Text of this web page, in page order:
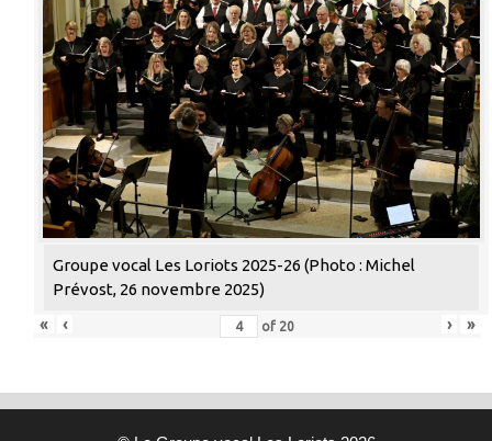
Groupe vocal Les Loriots 2025-26 (Photo : Michel
Prévost, 26 novembre 2025)
«
‹ of 20 › »